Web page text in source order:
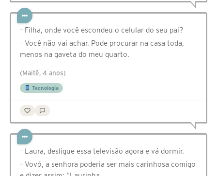
– Filha, onde você escondeu o celular do seu pai?
– Você não vai achar. Pode procurar na casa toda,
menos na gaveta do meu quarto.
(Maitê, 4 anos)
Tecnologia
– Laura, desligue essa televisão agora e vá dormir.
– Vovó, a senhora poderia ser mais carinhosa comigo